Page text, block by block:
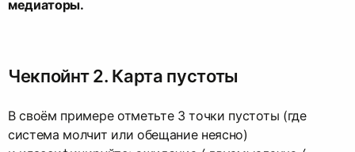
медиаторы.
Чекпойнт 2. Карта пустоты
В своём примере отметьте 3 точки пустоты (где
система молчит или обещание неясно)